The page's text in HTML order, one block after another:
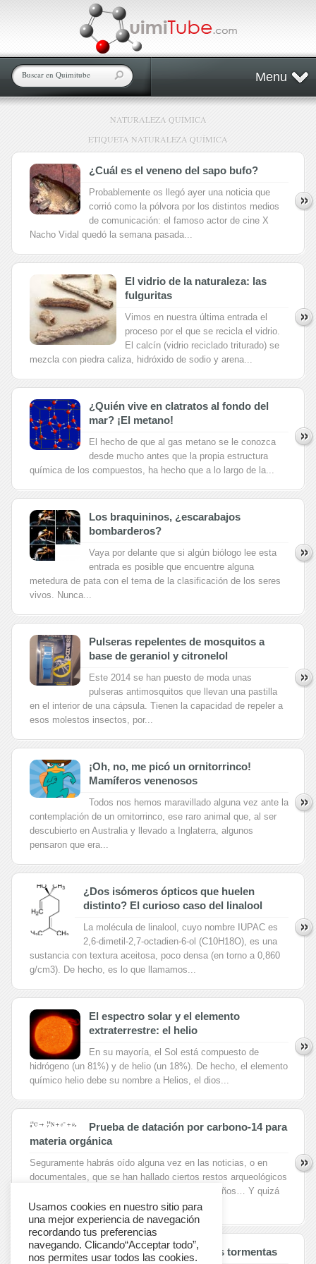
Menu
NATURALEZA QUÍMICA
ETIQUETA NATURALEZA QUÍMICA
¿Cuál es el veneno del sapo bufo?
Probablemente os llegó ayer una noticia que
corrió como la pólvora por los distintos medios
de comunicación: el famoso actor de cine X
Nacho Vidal quedó la semana pasada...
El vidrio de la naturaleza: las
fulguritas
Vimos en nuestra última entrada el
proceso por el que se recicla el vidrio.
El calcín (vidrio reciclado triturado) se
mezcla con piedra caliza, hidróxido de sodio y arena...
¿Quién vive en clatratos al fondo del
mar? ¡El metano!
El hecho de que al gas metano se le conozca
desde mucho antes que la propia estructura
química de los compuestos, ha hecho que a lo largo de la...
Los braquininos, ¿escarabajos
bombarderos?
Vaya por delante que si algún biólogo lee esta
entrada es posible que encuentre alguna
metedura de pata con el tema de la clasificación de los seres
vivos. Nunca...
Pulseras repelentes de mosquitos a
base de geraniol y citronelol
Este 2014 se han puesto de moda unas
pulseras antimosquitos que llevan una pastilla
en el interior de una cápsula. Tienen la capacidad de repeler a
esos molestos insectos, por...
¡Oh, no, me picó un ornitorrinco!
Mamíferos venenosos
Todos nos hemos maravillado alguna vez ante la
contemplación de un ornitorrinco, ese raro animal que, al ser
descubierto en Australia y llevado a Inglaterra, algunos
pensaron que era...
¿Dos isómeros ópticos que huelen
distinto? El curioso caso del linalool
La molécula de linalool, cuyo nombre IUPAC es
2,6-dimetil-2,7-octadien-6-ol (C10H18O), es una
sustancia con textura aceitosa, poco densa (en torno a 0,860
g/cm3). De hecho, es lo que llamamos...
El espectro solar y el elemento
extraterrestre: el helio
En su mayoría, el Sol está compuesto de
hidrógeno (un 81%) y de helio (un 18%). De hecho, el elemento
químico helio debe su nombre a Helios, el dios...
Prueba de datación por carbono-14 para
materia orgánica
Seguramente habrás oído alguna vez en las noticias, o en
documentales, que se han hallado ciertos restos arqueológicos
con una antigüedad de 5.000, 10.000, 15.000 años… Y quizá
te...
El ozono o a qué huelen las tormentas
Usamos cookies en nuestro sitio para
una mejor experiencia de navegación
recordando tus preferencias
navegando. Clicando“Acceptar todo”,
nos permites usar todos las cookies.